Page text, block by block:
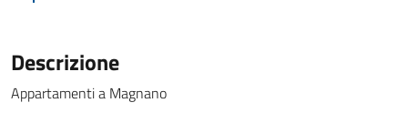
Descrizione
Appartamenti a Magnano